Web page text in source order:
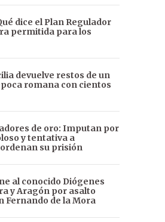
dice el Plan Regulador
permitida para los
devuelve restos de un
romana con cientos
de oro: Imputan por
y tentativa a
su prisión
al conocido Diógenes
y Aragón por asalto
Fernando de la Mora